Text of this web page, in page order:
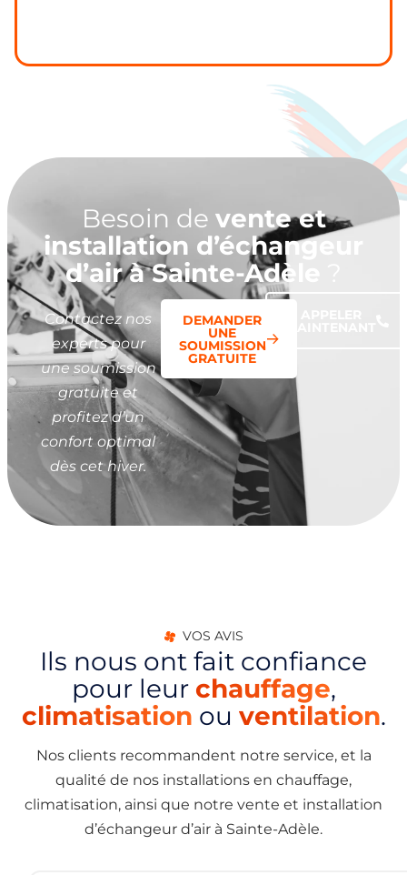
Besoin de vente et
installation d’échangeur
d’air à Sainte-Adèle
Contactez nos
experts pour
une soumission
gratuite et
profitez d’un
confort optimal
dès cet hiver.
DEMANDER
UNE
SOUMISSION
GRATUITE
VOS AVIS
Ils nous ont fait confiance
pour leur chauffage,
climatisation ou ventilation.
Nos clients recommandent notre service, et la
qualité de nos installations en chauffage,
climatisation, ainsi que notre vente et installation
d’échangeur d’air à Sainte-Adèle.